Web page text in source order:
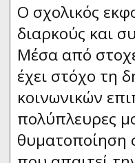
Ο σχολικός
διαρκούς και
Mέσα από
έχει στόχο τη
κοινωνικών
πολύπλευρες
θυματοποίηση